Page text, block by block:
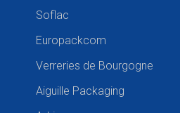
Soflac
Europackcom
Verreries de Bourgogne
Aiguille Packaging